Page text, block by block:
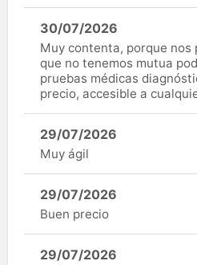
30/07/2026
Muy contenta, porque nos
que no tenemos mutua
pruebas médicas
precio, accesible a
29/07/2026
Muy ágil
29/07/2026
Buen precio
29/07/2026